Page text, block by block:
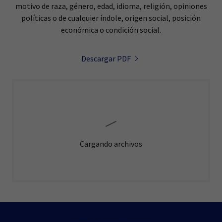
motivo de raza, género, edad, idioma, religión, opiniones
políticas o de cualquier índole, origen social, posición
económica o condición social.
Descargar PDF
Cargando archivos